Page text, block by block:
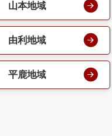
山本地域
由利地域
平鹿地域